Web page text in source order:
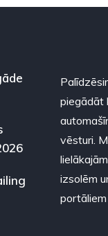
piegādāt
vēsturi.
izsolēm
portāliem